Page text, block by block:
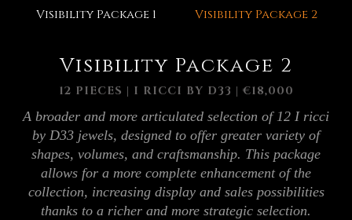
Visibility Package 1 Visibility Package 2
Visibility Package 2
12 PIECES | I RICCI BY D33 | €18,000
A broader and more articulated selection of 12 I ricci
by D33 jewels, designed to offer greater variety of
shapes, volumes, and craftsmanship. This package
allows for a more complete enhancement of the
collection, increasing display and sales possibilities
thanks to a richer and more strategic selection.